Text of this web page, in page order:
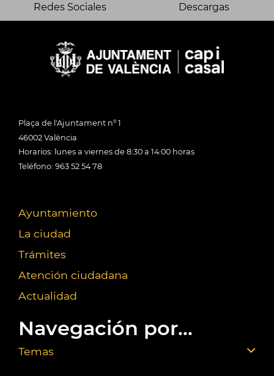
Redes Sociales Descargas
Plaça de l'Ajuntament nº 1
46002 València
Horarios: lunes a viernes de 8:30 a 14:00 horas
Teléfono: 963 52 54 78
Ayuntamiento
La ciudad
Trámites
Atención ciudadana
Actualidad
Navegación por...
Temas